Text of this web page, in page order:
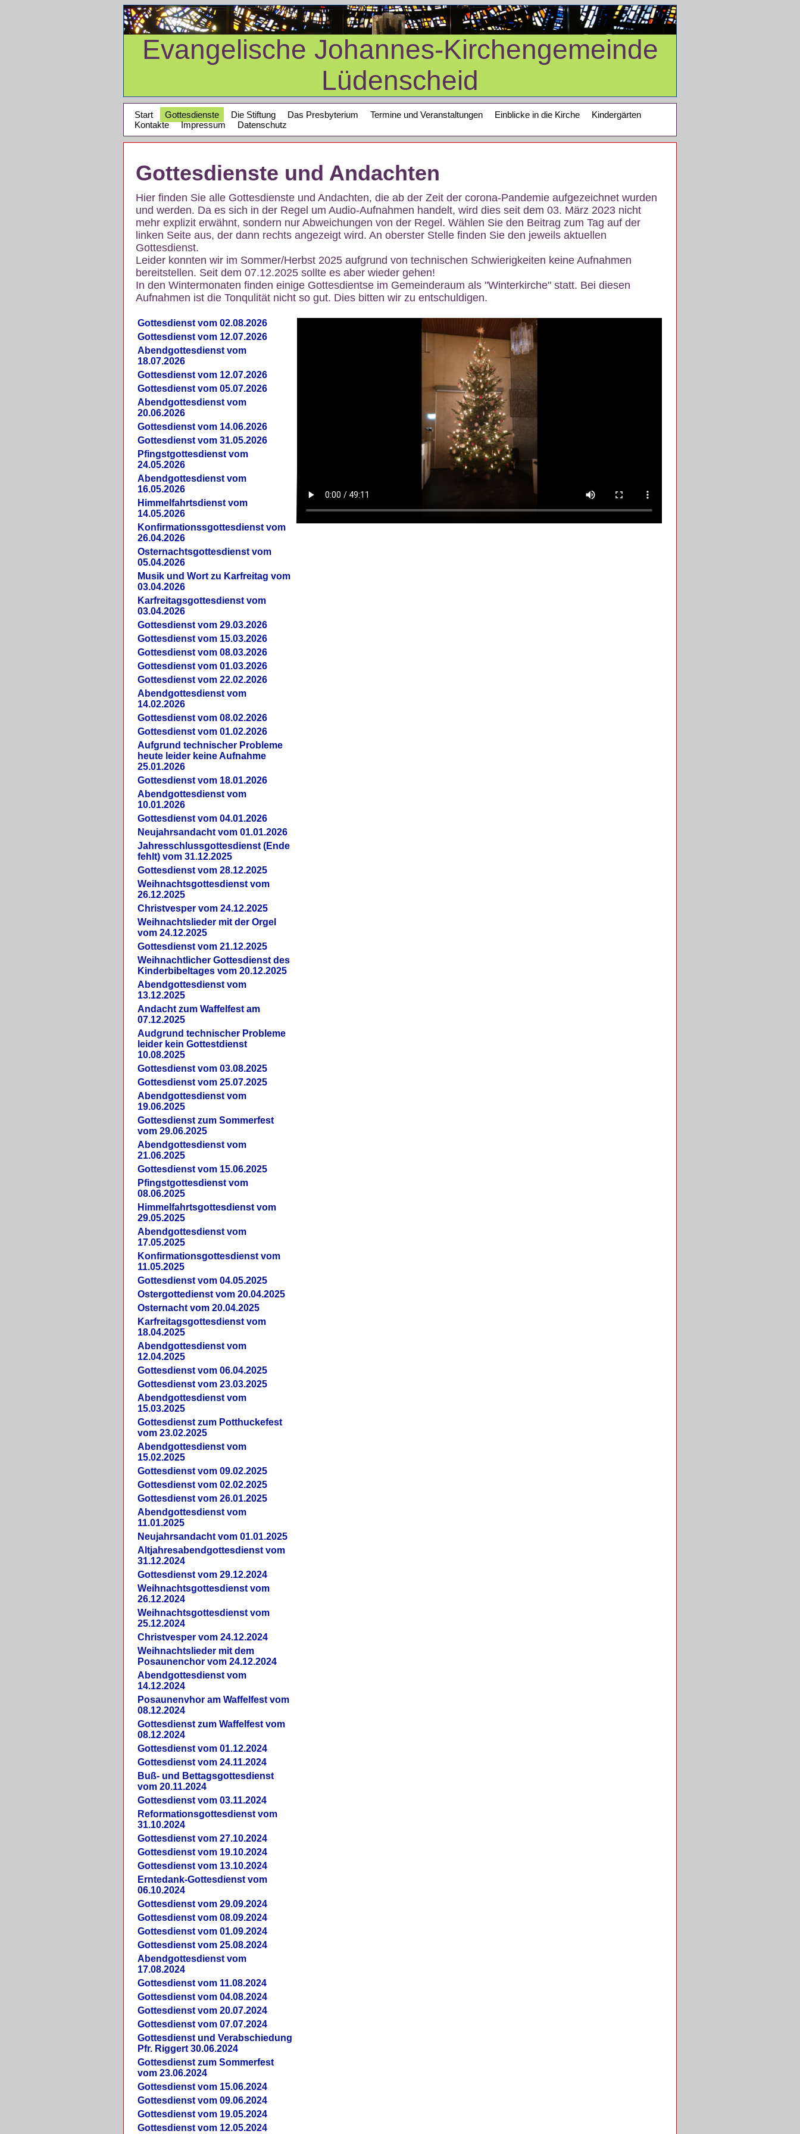
Evangelische Johannes-Kirchengemeinde
Lüdenscheid
Start Gottesdienste Die Stiftung Das Presbyterium Termine und Veranstaltungen Einblicke in die Kirche
Kindergärten
Kontakte
Impressum Datenschutz
Gottesdienste und Andachten
Hier finden Sie alle Gottesdienste und Andachten, die ab der Zeit der corona-Pandemie aufgezeichnet wurden
und werden. Da es sich in der Regel um Audio-Aufnahmen handelt, wird dies seit dem 03. März 2023 nicht
mehr explizit erwähnt, sondern nur Abweichungen von der Regel. Wählen Sie den Beitrag zum Tag auf der
linken Seite aus, der dann rechts angezeigt wird. An oberster Stelle finden Sie den jeweils aktuellen
Gottesdienst.
Leider konnten wir im Sommer/Herbst 2025 aufgrund von technischen Schwierigkeiten keine Aufnahmen
bereitstellen. Seit dem 07.12.2025 sollte es aber wieder gehen!
In den Wintermonaten finden einige Gottesdientse im Gemeinderaum als "Winterkirche" statt. Bei diesen
Aufnahmen ist die Tonqulität nicht so gut. Dies bitten wir zu entschuldigen.
Gottesdienst vom 02.08.2026
Gottesdienst vom 12.07.2026
Abendgottesdienst vom
18.07.2026
Gottesdienst vom 12.07.2026
Gottesdienst vom 05.07.2026
Abendgottesdienst vom
20.06.2026
Gottesdienst vom 14.06.2026
Gottesdienst vom 31.05.2026
Pfingstgottesdienst vom
24.05.2026
Abendgottesdienst vom
16.05.2026
Himmelfahrtsdienst vom
14.05.2026
Konfirmationssgottesdienst vom
26.04.2026
Osternachtsgottesdienst vom
05.04.2026
Musik und Wort zu Karfreitag vom
03.04.2026
Karfreitagsgottesdienst vom
03.04.2026
Gottesdienst vom 29.03.2026
Gottesdienst vom 15.03.2026
Gottesdienst vom 08.03.2026
Gottesdienst vom 01.03.2026
Gottesdienst vom 22.02.2026
Abendgottesdienst vom
14.02.2026
Gottesdienst vom 08.02.2026
Gottesdienst vom 01.02.2026
Aufgrund technischer Probleme
heute leider keine Aufnahme
25.01.2026
Gottesdienst vom 18.01.2026
Abendgottesdienst vom
10.01.2026
Gottesdienst vom 04.01.2026
Neujahrsandacht vom 01.01.2026
Jahresschlussgottesdienst (Ende
fehlt) vom 31.12.2025
Gottesdienst vom 28.12.2025
Weihnachtsgottesdienst vom
26.12.2025
Christvesper vom 24.12.2025
Weihnachtslieder mit der Orgel
vom 24.12.2025
Gottesdienst vom 21.12.2025
Weihnachtlicher Gottesdienst des
Kinderbibeltages vom 20.12.2025
Abendgottesdienst vom
13.12.2025
Andacht zum Waffelfest am
07.12.2025
Audgrund technischer Probleme
leider kein Gottestdienst
10.08.2025
Gottesdienst vom 03.08.2025
Gottesdienst vom 25.07.2025
Abendgottesdienst vom
19.06.2025
Gottesdienst zum Sommerfest
vom 29.06.2025
Abendgottesdienst vom
21.06.2025
Gottesdienst vom 15.06.2025
Pfingstgottesdienst vom
08.06.2025
Himmelfahrtsgottesdienst vom
29.05.2025
Abendgottesdienst vom
17.05.2025
Konfirmationsgottesdienst vom
11.05.2025
Gottesdienst vom 04.05.2025
Ostergottedienst vom 20.04.2025
Osternacht vom 20.04.2025
Karfreitagsgottesdienst vom
18.04.2025
Abendgottesdienst vom
12.04.2025
Gottesdienst vom 06.04.2025
Gottesdienst vom 23.03.2025
Abendgottesdienst vom
15.03.2025
Gottesdienst zum Potthuckefest
vom 23.02.2025
Abendgottesdienst vom
15.02.2025
Gottesdienst vom 09.02.2025
Gottesdienst vom 02.02.2025
Gottesdienst vom 26.01.2025
Abendgottesdienst vom
11.01.2025
Neujahrsandacht vom 01.01.2025
Altjahresabendgottesdienst vom
31.12.2024
Gottesdienst vom 29.12.2024
Weihnachtsgottesdienst vom
26.12.2024
Weihnachtsgottesdienst vom
25.12.2024
Christvesper vom 24.12.2024
Weihnachtslieder mit dem
Posaunenchor vom 24.12.2024
Abendgottesdienst vom
14.12.2024
Posaunenvhor am Waffelfest vom
08.12.2024
Gottesdienst zum Waffelfest vom
08.12.2024
Gottesdienst vom 01.12.2024
Gottesdienst vom 24.11.2024
Buß- und Bettagsgottesdienst
vom 20.11.2024
Gottesdienst vom 03.11.2024
Reformationsgottesdienst vom
31.10.2024
Gottesdienst vom 27.10.2024
Gottesdienst vom 19.10.2024
Gottesdienst vom 13.10.2024
Erntedank-Gottesdienst vom
06.10.2024
Gottesdienst vom 29.09.2024
Gottesdienst vom 08.09.2024
Gottesdienst vom 01.09.2024
Gottesdienst vom 25.08.2024
Abendgottesdienst vom
17.08.2024
Gottesdienst vom 11.08.2024
Gottesdienst vom 04.08.2024
Gottesdienst vom 20.07.2024
Gottesdienst vom 07.07.2024
Gottesdienst und Verabschiedung
Pfr. Riggert 30.06.2024
Gottesdienst zum Sommerfest
vom 23.06.2024
Gottesdienst vom 15.06.2024
Gottesdienst vom 09.06.2024
Gottesdienst vom 19.05.2024
Gottesdienst vom 12.05.2024